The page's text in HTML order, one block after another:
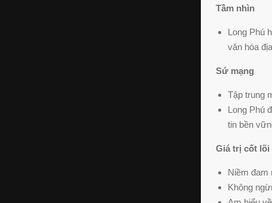
Tầm nhìn
Long Phú
văn hóa
Sứ mạng
Tập trung
Long Phú
tin bền
Giá trị cốt lõi
Niềm đam
Không